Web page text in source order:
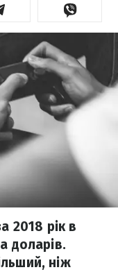
2018 рік в
доларів.
ніж